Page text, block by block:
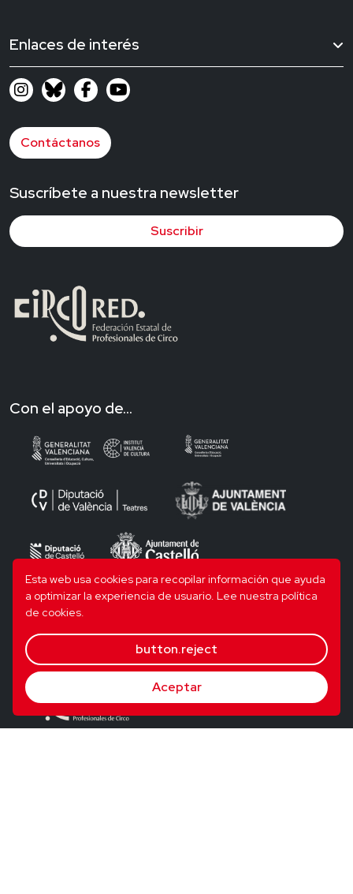
Esta web usa cookies para recopilar información que ayuda
a optimizar la experiencia de usuario. Lee nuestra política
de cookies.
button.reject
Aceptar
Enlaces de interés
Contáctanos
Suscríbete a nuestra newsletter
Suscribir
Con el apoyo de...